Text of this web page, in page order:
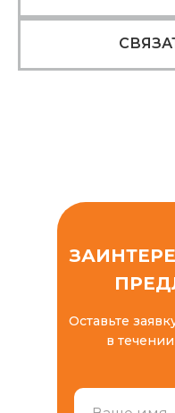
Оставьте
в